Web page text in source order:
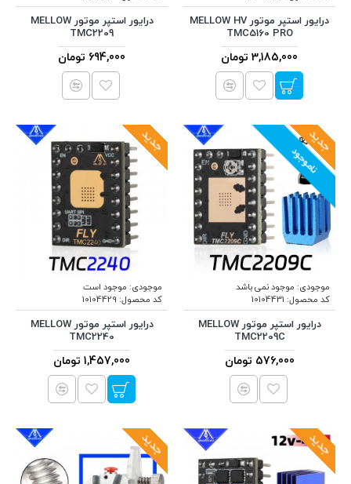
درایور استپر موتور MELLOW HV
TMC5160 PRO
3,185,000 تومان
درایور استپر موتور MELLOW
TMC2209
694,000 تومان
جدید
ناموجود
موجودی: موجود نمی باشد
کد محصول: 10104431
درایور استپر موتور MELLOW
TMC2209C
576,000 تومان
جدید
موجودی: موجود است
کد محصول: 10104429
درایور استپر موتور MELLOW
TMC2240
1,457,000 تومان
جدید جدید